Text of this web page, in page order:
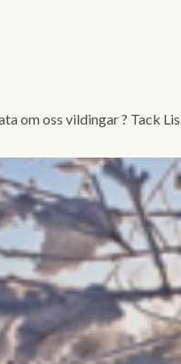
om oss vildingar? Tack